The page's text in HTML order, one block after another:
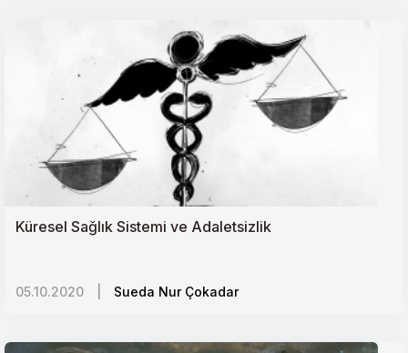
Küresel Sağlık Sistemi ve Adaletsizlik
05.10.2020 Sueda Nur Çokadar